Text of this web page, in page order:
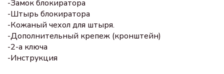
-Замок блокиратора
-Штырь блокиратора
-Кожаный чехол для штыря.
-Дополнительный крепеж (кронштейн)
-2-а ключа
-Инструкция